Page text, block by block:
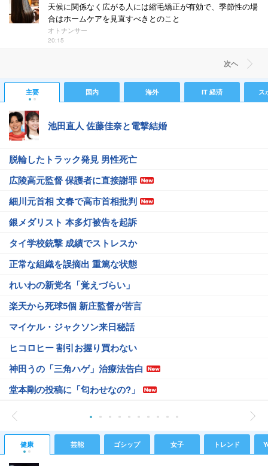
天候に関係なく広がる人には縮毛矯正が有効で、季節性の場
合はホームケアを見直すべきとのこと
オトナンサー
20:15
次ヘ
主要 国内 海外 IT 経済 ス
池田直人 佐藤佳奈と電撃結婚
脱輪したトラック発見 男性死亡
広陵高元監督 保護者に直接謝罪
細川元首相 文春で高市首相批判
銀メダリスト 本多灯被告を起訴
タイ学校銃撃 成績でストレスか
正常な組織を誤摘出 重篤な状態
れいわの新党名「覚えづらい」
楽天から死球5個 新庄監督が苦言
マイケル・ジャクソン来日秘話
ヒコロヒー 割引お握り買わない
神田うの「三角ハゲ」治療法告白
堂本剛の投稿に「匂わせなの?」
健康 芸能 ゴシップ 女子 トレンド